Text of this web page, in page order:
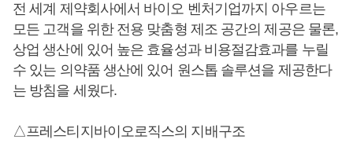
전 세계 제약회사에서 바이오 벤처기업까지 아우르는
모든 고객을 위한 전용 맞춤형 제조 공간의 제공은 물론,
상업 생산에 있어 높은 효율성과 비용절감효과를 누릴
수 있는 의약품 생산에 있어 원스톱 솔루션을 제공한다
는 방침을 세웠다.
△프레스티지바이오로직스의 지배구조